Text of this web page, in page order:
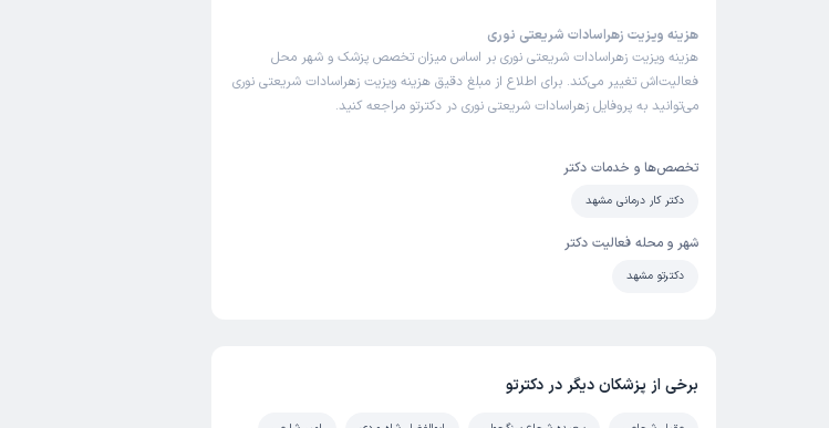
هزینه ویزیت زهراسادات شریعتی نوری
هزینه ویزیت زهراسادات شریعتی نوری بر اساس میزان تخصص پزشک و شهر محل
فعالیت‌اش تغییر می‌کند. برای اطلاع از مبلغ دقیق هزینه ویزیت زهراسادات شریعتی نوری
می‌توانید به پروفایل زهراسادات شریعتی نوری در دکترتو مراجعه کنید.
تخصص‌ها و خدمات دکتر
دکتر کار درمانی مشهد
شهر و محله فعالیت دکتر
دکترتو مشهد
برخی از پزشکان دیگر در دکترتو